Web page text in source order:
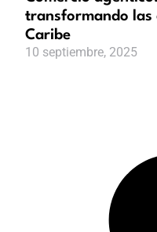
transformando las
Caribe
10 septiembre, 2025